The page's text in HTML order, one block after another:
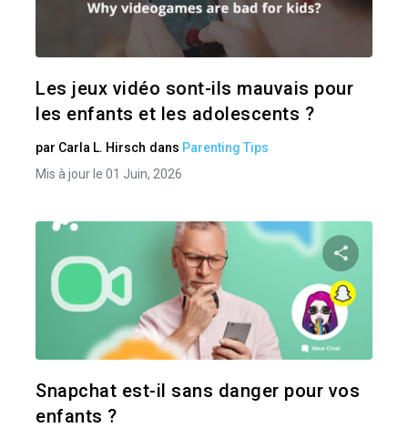
Les jeux vidéo sont-ils mauvais pour
les enfants et les adolescents ?
par Carla L. Hirsch dans Parenting Tips
Mis à jour le 01 Juin, 2026
Snapchat est-il sans danger pour vos
enfants ?